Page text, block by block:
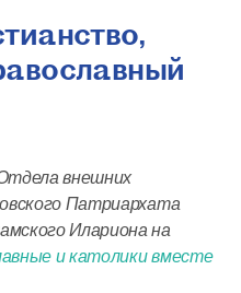
внешних
Патриархата
Илариона на
и католики вместе